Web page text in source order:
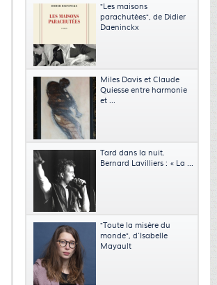
"Les maisons
parachutées", de Didier
Daeninckx
Miles Davis et Claude
Quiesse entre harmonie
et ...
Tard dans la nuit.
Bernard Lavilliers : « La ...
"Toute la misère du
monde", d’Isabelle
Mayault